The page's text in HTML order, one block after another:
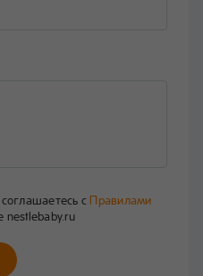
с Правилами
nestlebaby.ru